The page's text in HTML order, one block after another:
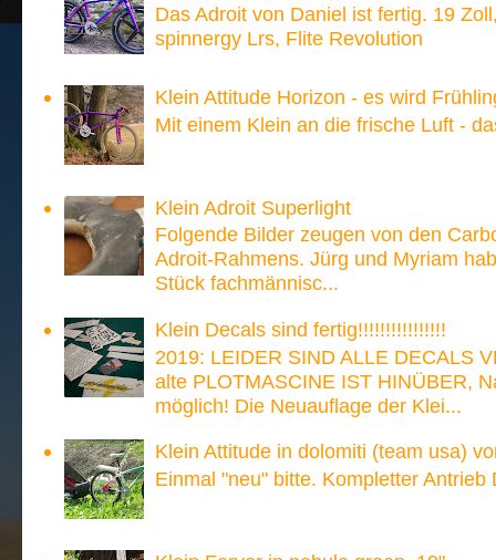
Das Adroit von Daniel ist fertig. 19
spinnergy Lrs, Flite Revolution
Klein Attitude Horizon - es wird
Mit einem Klein an die frische Luft -
Klein Adroit Superlight
Folgende Bilder zeugen von den
Adroit-Rahmens. Jürg und Myriam
Stück fachmännisc...
Klein Decals sind fertig!!!!!!!!!!!!!!!!
2019: LEIDER SIND ALLE DECALS
alte PLOTMASCINE IST HINÜBER,
möglich! Die Neuauflage der Klei...
Klein Attitude in dolomiti (team usa)
Einmal "neu" bitte. Kompletter Antrieb